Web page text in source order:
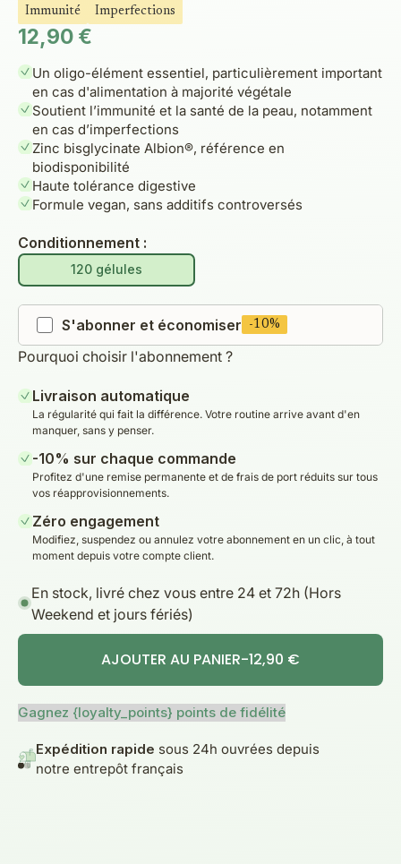
Immunité Imperfections
Prix de vente
12,90 €
Un oligo-élément essentiel, particulièrement important
en cas d'alimentation à majorité végétale
Soutient l’immunité et la santé de la peau, notamment
en cas d’imperfections
Zinc bisglycinate Albion®, référence en
biodisponibilité
Haute tolérance digestive
Formule vegan, sans additifs controversés
Conditionnement :
120 gélules
S'abonner et économiser -10%
Pourquoi choisir l'abonnement ?
Livraison automatique
La régularité qui fait la différence. Votre routine arrive avant d'en
manquer, sans y penser.
-10% sur chaque commande
Profitez d'une remise permanente et de frais de port réduits sur tous
vos réapprovisionnements.
Zéro engagement
Modifiez, suspendez ou annulez votre abonnement en un clic, à tout
moment depuis votre compte client.
En stock, livré chez vous entre 24 et 72h (Hors
Weekend et jours fériés)
AJOUTER AU PANIER-12,90 €
Gagnez {loyalty_points} points de fidélité
Expédition rapide sous 24h ouvrées depuis
notre entrepôt français